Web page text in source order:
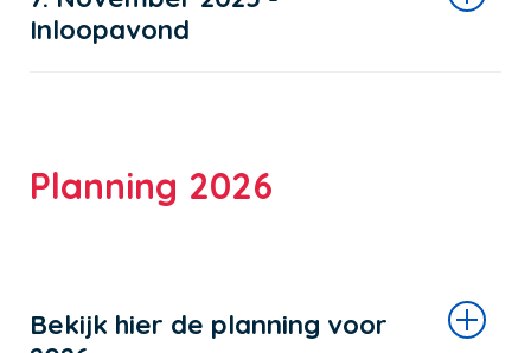
Inloopavond
Planning 2026
Bekijk hier de planning voor